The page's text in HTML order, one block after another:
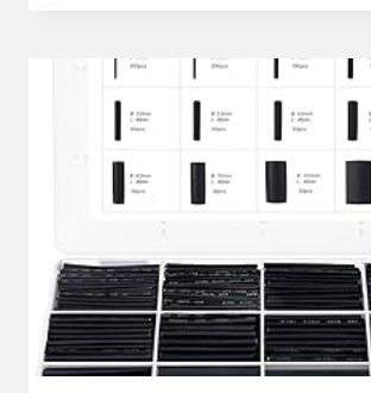
VERHÄLTNIS,
275
VORGESCHNITTENE
STÜCKE,
LÄNGE,
DOPPEL…